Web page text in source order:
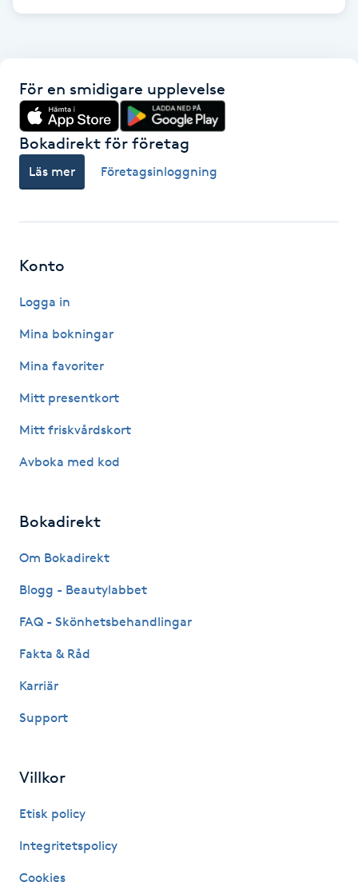
K18
Kemisk peeling
Keratinbehandling
Kinesiologi
Klippning
Klippning ungdom
Kostrådgivning
Kroppspeeling
Käkledsbehandling
Kärlbehandling
Lashlift Keratin
För en smidigare upplevelse
Bokadirekt för företag
Läs mer Företagsinloggning
Konto
Logga in
Mina bokningar
Mina favoriter
Mitt presentkort
Mitt friskvårdskort
Avboka med kod
Bokadirekt
Om Bokadirekt
Blogg - Beautylabbet
FAQ - Skönhetsbehandlingar
Fakta & Råd
Karriär
Support
Villkor
Etisk policy
Integritetspolicy
Cookies